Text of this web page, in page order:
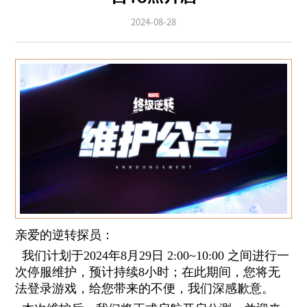
2024-08-28
亲爱的逆转探员：
我们计划于2024年8月29日 2:00~10:00 之间进行一
次停服维护，预计持续8小时；在此期间，您将无
法登录游戏，给您带来的不便，我们深感歉意。